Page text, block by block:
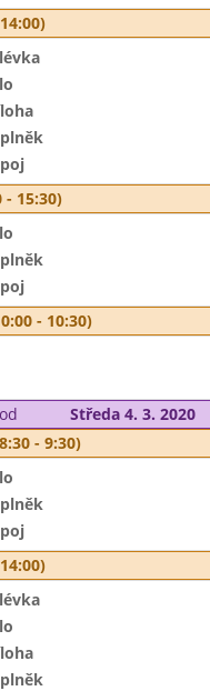
- 15:30)
- 10:30)
Středa 4. 3. 2020
- 9:30)